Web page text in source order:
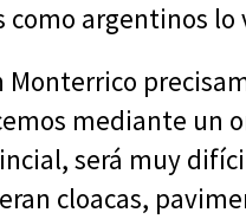
como argentinos lo
Monterrico
mediante un
será muy
cloacas,